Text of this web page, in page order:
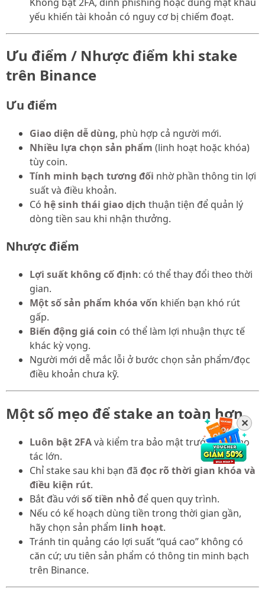
yếu khiến tài khoản có nguy cơ bị chiếm đoạt.
Ưu điểm / Nhược điểm khi stake
trên Binance
Ưu điểm
Giao diện dễ dùng, phù hợp cả người mới.
Nhiều lựa chọn sản phẩm (linh hoạt hoặc khóa)
tùy coin.
Tính minh bạch tương đối nhờ phần thông tin lợi
suất và điều khoản.
Có hệ sinh thái giao dịch thuận tiện để quản lý
dòng tiền sau khi nhận thưởng.
Nhược điểm
Lợi suất không cố định: có thể thay đổi theo thời
gian.
Một số sản phẩm khóa vốn khiến bạn khó rút
gấp.
Biến động giá coin có thể làm lợi nhuận thực tế
khác kỳ vọng.
Người mới dễ mắc lỗi ở bước chọn sản phẩm/đọc
điều khoản chưa kỹ.
Một số mẹo để stake an toàn hơn
Luôn bật 2FAvà kiểm tra bảo mật trước khi thao
tác lớn.
Chỉ stake sau khi bạn đã đọc rõ thời gian khóa và
điều kiện rút.
Bắt đầu với số tiền nhỏ để quen quy trình.
Nếu có kế hoạch dùng tiền trong thời gian gần,
hãy chọn sản phẩm linh hoạt.
Tránh tin quảng cáo lợi suất “quá cao” không có
căn cứ; ưu tiên sản phẩm có thông tin minh bạch
trên Binance.
✕